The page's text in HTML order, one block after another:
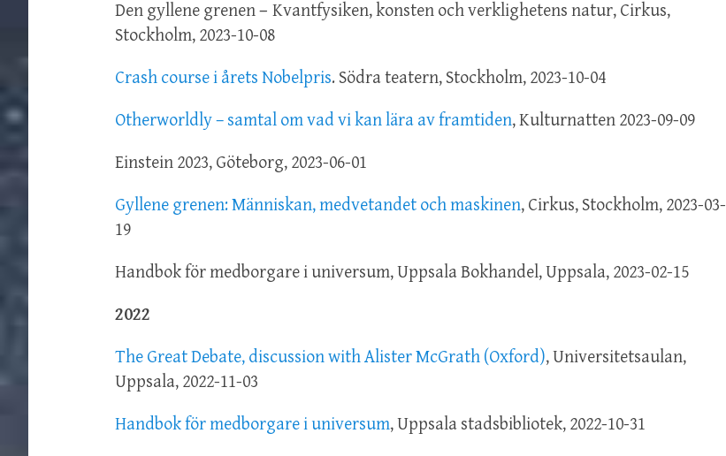
Den gyllene grenen– Kvantfysiken, konsten och verklighetens natur, Cirkus,
Stockholm, 2023-10-08
Crash course i årets Nobelpris. Södra teatern, Stockholm, 2023-10-04
Otherworldly – samtal om vad vi kan lära av framtiden, Kulturnatten 2023-09-09
Einstein 2023, Göteborg, 2023-06-01
Gyllene grenen: Människan, medvetandet och maskinen, Cirkus, Stockholm, 2023-03-
19
Handbok för medborgare i universum, Uppsala Bokhandel, Uppsala, 2023-02-15
2022
The Great Debate, discussion with Alister McGrath (Oxford), Universitetsaulan,
Uppsala, 2022-11-03
Handbok för medborgare i universum, Uppsala stadsbibliotek, 2022-10-31